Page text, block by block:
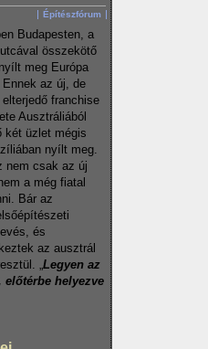
Építészfórum
Budapesten, a
összekötő
meg Európa
az új, de
franchise
Ausztráliából
két üzlet mégis
nyílt meg.
nem csak az új
a még fiatal
Bár az
és
az ausztrál
„ Legyen az
helyezve